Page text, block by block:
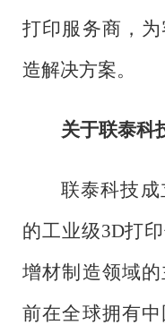
打印服务商，
造解决方案。
关于联泰科
联泰科技成
的工业级3D打
增材制造领域
前在全球拥有中